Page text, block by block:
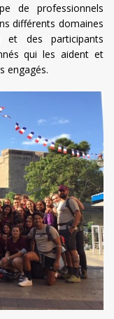
de professionnels
différents domaines
et des participants
qui les aident et
engagés.